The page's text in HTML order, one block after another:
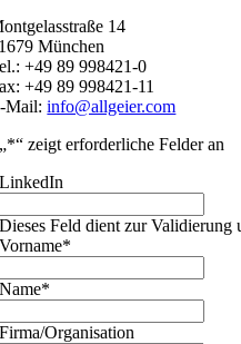
14
München
+49 89 998421-0
+49 89 998421-11
Mail:info@allgeier.com
„*“ zeigt erforderliche Felder an
LinkedIn
Dieses Feld dient zur Validierung
Vorname*
Name*
Firma/Organisation